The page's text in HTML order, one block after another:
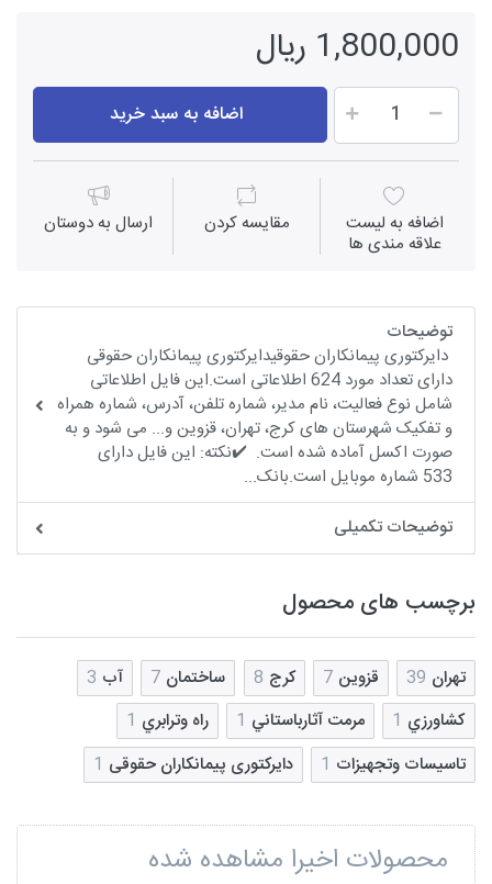
1,800,000 ریال
اضافه به سبد خرید
اضافه به لیست
علاقه مندی ها
مقايسه كردن ارسال به دوستان
توضیحات
دایرکتوری پیمانکاران حقوقیدایرکتوری پیمانکاران حقوقی
دارای تعداد مورد 624 اطلاعاتی است.این فایل اطلاعاتی
شامل نوع فعالیت، نام مدیر، شماره تلفن، آدرس، شماره همراه
و تفکیک شهرستان های کرج، تهران، قزوین و... می شود و به
صورت اکسل آماده شده است. ✔️نکته: این فایل دارای
533 شماره موبایل است.بانک...
توضیحات تکمیلی
برچسب های محصول
تهران 39 قزوین 7 کرج 8 ساختمان 7 آب 3
كشاورزي 1 مرمت آثارباستاني 1 راه وترابري 1
تاسيسات وتجهيزات 1 دایرکتوری پیمانکاران حقوقی 1
محصولات اخیرا مشاهده شده